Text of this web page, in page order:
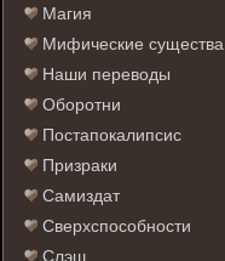
Магия
Мифические существа
Наши переводы
Оборотни
Постапокалипсис
Призраки
Самиздат
Сверхспособности
Слэш